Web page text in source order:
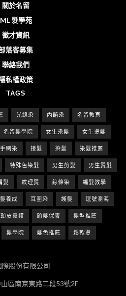
關於名留
ML 髮學苑
徵才資訊
落客募集
聯絡我們
私權政策
TAGS
光線染 內餡染 名留教育
名留髮學院 女生染髮 女生燙髮
手刷染 接髮 染髮 染髮推薦
特殊色染髮 男生剪髮 男生燙髮
髮 紋理燙 線條染 編髮教學
養成 耳圈染 護髮 逗號瀏海
頭皮養護 頭髮保養 髮型推薦
髮學院 髮色推薦 鬆軟燙
際股份有限公司
區南京東路二段53號2F